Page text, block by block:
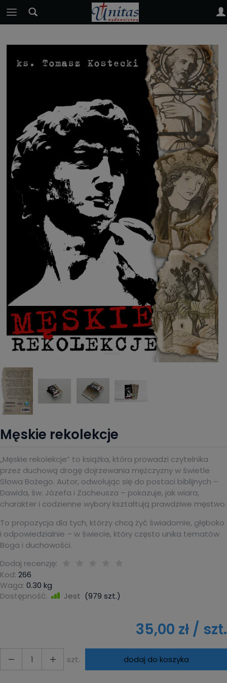
Męskie rekolekcje
„Męskie rekolekcje” to książka, która prowadzi czytelnika
przez duchową drogę dojrzewania mężczyzny w świetle
Słowa Bożego. Autor, odwołując się do postaci biblijnych –
Dawida, św. Józefa i Zacheusza – pokazuje, jak wiara,
charakter i codzienne wybory kształtują prawdziwe męstwo.
To propozycja dla tych, którzy chcą żyć świadomie, głęboko
i odpowiedzialnie – w świecie, który często unika tematów
Boga i duchowości.
Dodaj recenzję:
Kod: 266
Waga: 0.30 kg
Dostępność:
Jest (979 szt.)
35,00 zł / szt.
szt. dodaj do koszyka